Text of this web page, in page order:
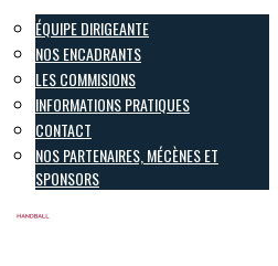
ÉQUIPE DIRIGEANTE
NOS ENCADRANTS
LES COMMISIONS
INFORMATIONS PRATIQUES
CONTACT
NOS PARTENAIRES, MÉCÈNES ET
SPONSORS